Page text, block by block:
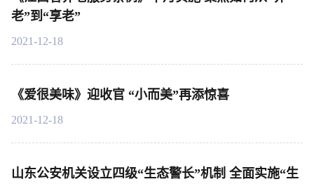
老”到“享老”
2021-12-18
《爱很美味》迎收官 “小而美”再添惊喜
2021-12-18
山东公安机关设立四级“生态警长”机制 全面实施“生